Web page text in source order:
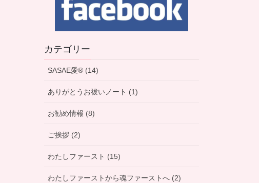
カテゴリー
SASAE愛® (14)
ありがとうお祓いノート (1)
お勧め情報 (8)
ご挨拶 (2)
わたしファースト (15)
わたしファーストから魂ファーストへ (2)